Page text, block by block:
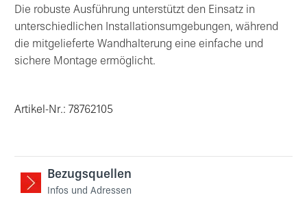
Die robuste Ausführung unterstützt den Einsatz in
unterschiedlichen Installationsumgebungen, während
die mitgelieferte Wandhalterung eine einfache und
sichere Montage ermöglicht.
Artikel-Nr.: 78762105
Bezugsquellen
Infos und Adressen